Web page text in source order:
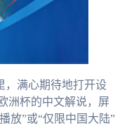
，满心期待地打开设
洲杯的中文解说，屏
放”或“仅限中国大陆”